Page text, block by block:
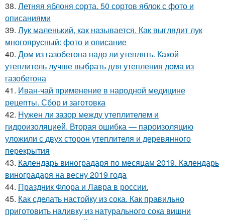
38. Летняя яблоня сорта. 50 сортов яблок с фото и
описаниями
39. Лук маленький, как называется. Как выглядит лук
многоярусный: фото и описание
40. Дом из газобетона надо ли утеплять. Какой
утеплитель лучше выбрать для утепления дома из
газобетона
41. Иван-чай применение в народной медицине
рецепты. Сбор и заготовка
42. Нужен ли зазор между утеплителем и
гидроизоляцией. Вторая ошибка — пароизоляцию
уложили с двух сторон утеплителя и деревянного
перекрытия
43. Календарь виноградаря по месяцам 2019. Календарь
виноградаря на весну 2019 года
44. Праздник Флора и Лавра в россии.
45. Как сделать настойку из сока. Как правильно
приготовить наливку из натурального сока вишни